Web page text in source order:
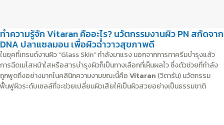
ทำความรู้จัก Vitaran คืออะไร? นวัตกรรมงานผิว PN สกัดจาก
DNA ปลาแซลมอน เพื่อผิวฉ่ำวาวสุขภาพดี
ในยุคที่เทรนด์งานผิว “Glass Skin” กำลังมาแรง นอกจากการทาครีมบำรุงแล้ว
การฉีดเมโสหน้าใสหรือสารบำรุงผิวก็เป็นทางเลือกที่เห็นผลไว ซึ่งตัวช่วยที่กำลัง
ถูกพูดถึงอย่างมากในคลินิกความงามขณะนี้คือVitaran (วิตารัน) นวัตกรรม
ฟื้นฟูผิวระดับเซลล์ที่จะช่วยเปลี่ยนผิวเสียให้เป็นผิวสวยอย่างเป็นธรรมชาติ